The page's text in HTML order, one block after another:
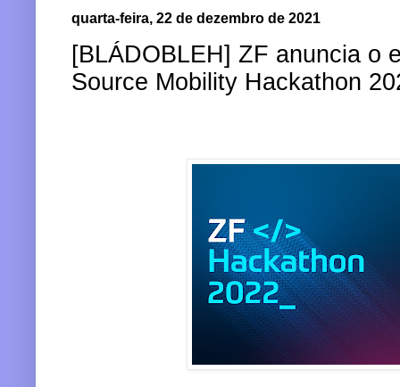
quarta-feira, 22 de dezembro de 2021
[BLÁDOBLEH] ZF anuncia o
Source Mobility Hackathon